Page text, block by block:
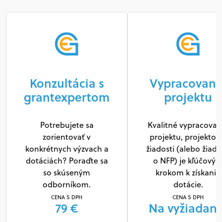
Konzultácia s
grantexpertom
Potrebujete sa
zorientovať v
konkrétnych výzvach a
dotáciách? Poraďte sa
so skúseným
odborníkom.
CENA S DPH
79 €
projektu
Kvalitné
projektu,
žiadosti (alebo
o NFP) je
krokom k získaniu
dotácie.
CENA S DPH
Na